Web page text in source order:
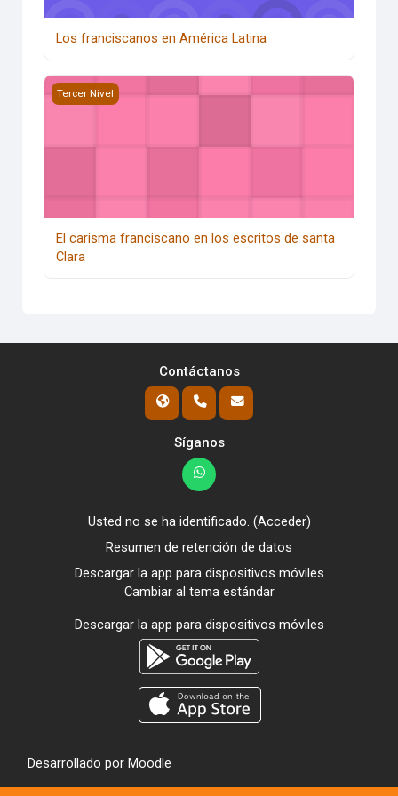
Los franciscanos en América Latina
El carisma franciscano en los escritos de santa Clara
Tercer Nivel
El carisma franciscano en los escritos de santa
Clara
Contáctanos
Síganos
Usted no se ha identificado. (Acceder)
Resumen de retención de datos
Descargar la app para dispositivos móviles
Cambiar al tema estándar
Descargar la app para dispositivos móviles
Desarrollado por Moodle